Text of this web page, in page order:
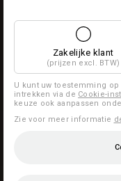
Zakelijke klant
(prijzen excl. BTW)
U kunt uw toestemming
intrekken via de Cookie-
keuze ook aanpassen
Zie voor meer informatie